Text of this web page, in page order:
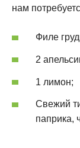
нам
Филе
2
1 лимон;
Свежий
паприка,